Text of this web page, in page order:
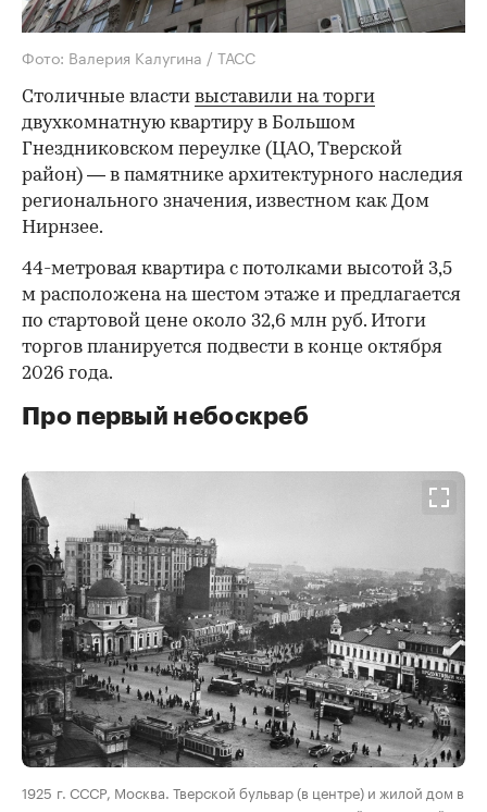
Фото: Валерия Калугина / ТАСС
Столичные власти выставили на торги
двухкомнатную квартиру в Большом
Гнездниковском переулке (ЦАО, Тверской
район) — в памятнике архитектурного наследия
регионального значения, известном как Дом
Нирнзее.
44-метровая квартира с потолками высотой 3,5
м расположена на шестом этаже и предлагается
по стартовой цене около 32,6 млн руб. Итоги
торгов планируется подвести в конце октября
2026 года.
Про первый небоскреб
00:00 / 00:00
1925 г. СССР, Москва. Тверской бульвар (в центре) и жилой дом в